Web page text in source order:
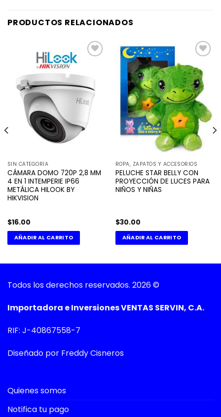
PRODUCTOS RELACIONADOS
lista de
deseos
SIN CATEGORÍA
CÁMARA DOMO 720P 2,8 MM
4 EN 1 INTEMPERIE IP66
METÁLICA HILOOK BY
HIKVISION
$16.00
AÑADIR AL CARRITO
Añadir
a la
lista de
deseos
ROPA, ZAPATOS Y ACCESORIOS
PELUCHE STAR BELLY CON
PROYECCIÓN DE LUCES PARA
NIÑOS Y NIÑAS
$30.00
AÑADIR AL CARRITO
Todos los derechos reservados. 2026 ©
Importadora e Inversiones VENTAS SERVIN, C.A.
RIF: J-40867558-7
Diseñado por Freddy Cisneros
Quienes somos
Notifica tu pago